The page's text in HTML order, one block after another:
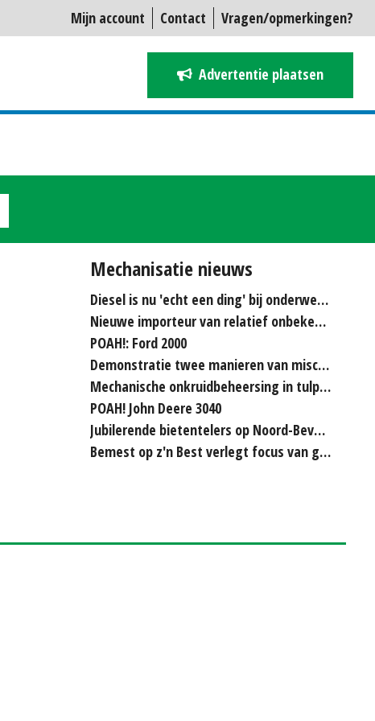
Mijn account Contact Vragen/opmerkingen?
Advertentie plaatsen
Mechanisatie nieuws
Diesel is nu 'echt een ding' bij onderwerken
Nieuwe importeur van relatief onbekende merken...
POAH!: Ford 2000
Demonstratie twee manieren van miscanthus hakselen
Mechanische onkruidbeheersing in tulpenteelt steeds...
POAH! John Deere 3040
Jubilerende bietentelers op Noord-Beveland rijden elkaar...
Bemest op z'n Best verlegt focus van grasland naar bouwland